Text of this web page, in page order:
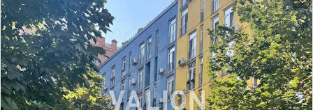
современный дизайн под себя – большая кухня-гостиная,
отдельная спальня и санузел. Состояние – после застройщика,
что дает возможность произвести ремонт под свой стиль.
Входная группа холл – вестибюля меблирована с
дизайнерским оформлением и консьерж-сервисом, а также
имеет систему контроля доступа. Закрыта территория с
видеонаблюдением 24/7, подземный паркинг с лифтом.
Обустроена детская площадка. Рядом с ЖК развита